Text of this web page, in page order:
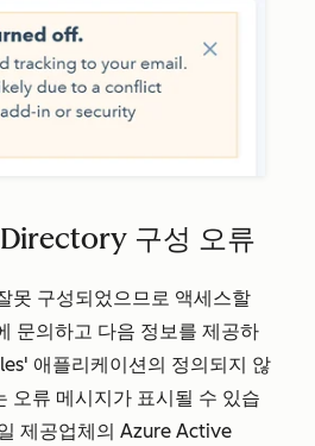
구성 오류
못 구성되었으므로 액세스할
문의하고 다음 정보를 제공하
애플리케이션의 정의되지 않
오류 메시지가 표시될 수 있습
제공업체의 Azure Active